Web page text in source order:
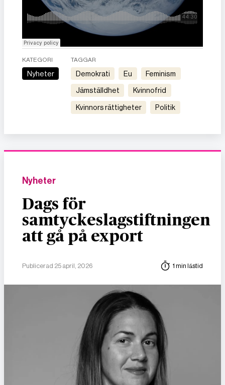
KATEGORI
Nyheter
TAGGAR
demokrati eu feminism
jämställdhet kvinnofrid
kvinnors rättigheter politik
Nyheter
Dags för
samtyckeslagstiftningen
att gå på export
Publicerad 25 april, 2026 1 min lästid